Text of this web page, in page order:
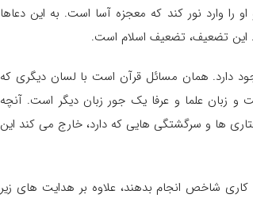
را وارد نور کند که معجزه آسا است. به این دعاها
این تضعیف، تضعیف اسلام است.
وجود دارد. همان مسائل قرآن است با لسان دیگری که
زبان علما و عرفا یک جور زبان دیگر است. آنچه
ها و سرگشتگی هایی که دارد، خارج می کند این
کاری شاخص انجام بدهند، علاوه بر هدایت های زیر